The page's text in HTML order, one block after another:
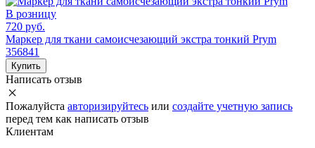
В розницу
720 руб.
Маркер для ткани самоисчезающий экстра тонкий Prym
356841
Купить
Написать отзыв
Пожалуйста авторизируйтесь или создайте учетную запись
перед тем как написать отзыв
Клиентам